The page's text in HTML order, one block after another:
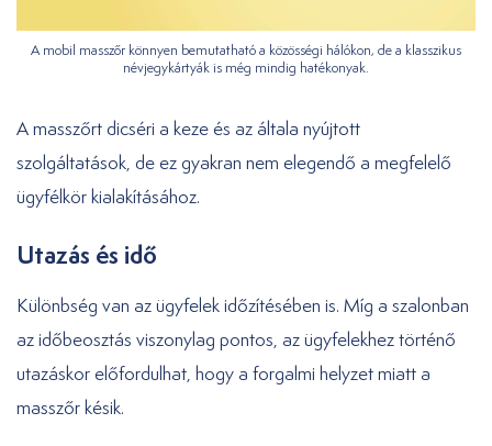
A mobil masszőr könnyen bemutatható a közösségi hálókon, de a klasszikus
névjegykártyák is még mindig hatékonyak.
A masszőrt dicséri a keze és az általa nyújtott
szolgáltatások, de ez gyakran nem elegendő a megfelelő
ügyfélkör kialakításához.
Utazás és idő
Különbség van az ügyfelek időzítésében is. Míg a szalonban
az időbeosztás viszonylag pontos, az ügyfelekhez történő
utazáskor előfordulhat, hogy a forgalmi helyzet miatt a
masszőr késik.